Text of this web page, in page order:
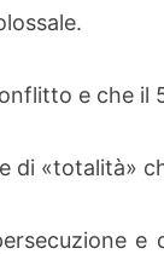
e che il
«totalità»
e